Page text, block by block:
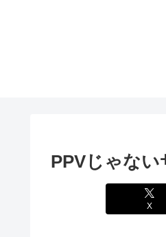
PPVじゃない
X